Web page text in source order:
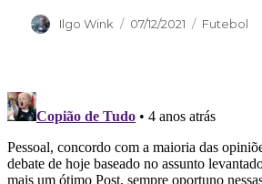
Autor
Ilgo Wink
Publicado
07/12/2021 Categorias
Futebol